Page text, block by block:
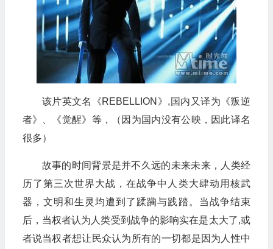
该片英文名《REBELLION》,国内又译为《叛逆
者》、《觉醒》等，（因为国内没有公映，因此译名
很多）
故事的时间背景是并不久远的未来未来，人类经
历了第三次世界大战，在战争中人类大肆动用核武
器，文明和生灵均遭到了蹂躏与践踏。当战争结束
后，当权者认为人类受到战争的影响实在是太大了,或
者说当权者想让民众认为所有的一切都是因为人性中